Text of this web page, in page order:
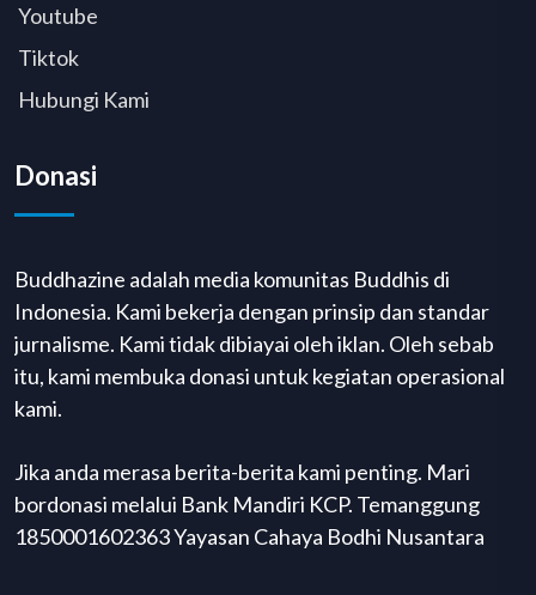
Youtube
Tiktok
Hubungi Kami
Donasi
Buddhazine adalah media komunitas Buddhis di
Indonesia. Kami bekerja dengan prinsip dan standar
jurnalisme. Kami tidak dibiayai oleh iklan. Oleh sebab
itu, kami membuka donasi untuk kegiatan operasional
kami.
Jika anda merasa berita-berita kami penting. Mari
bordonasi melalui Bank Mandiri KCP. Temanggung
1850001602363 Yayasan Cahaya Bodhi Nusantara